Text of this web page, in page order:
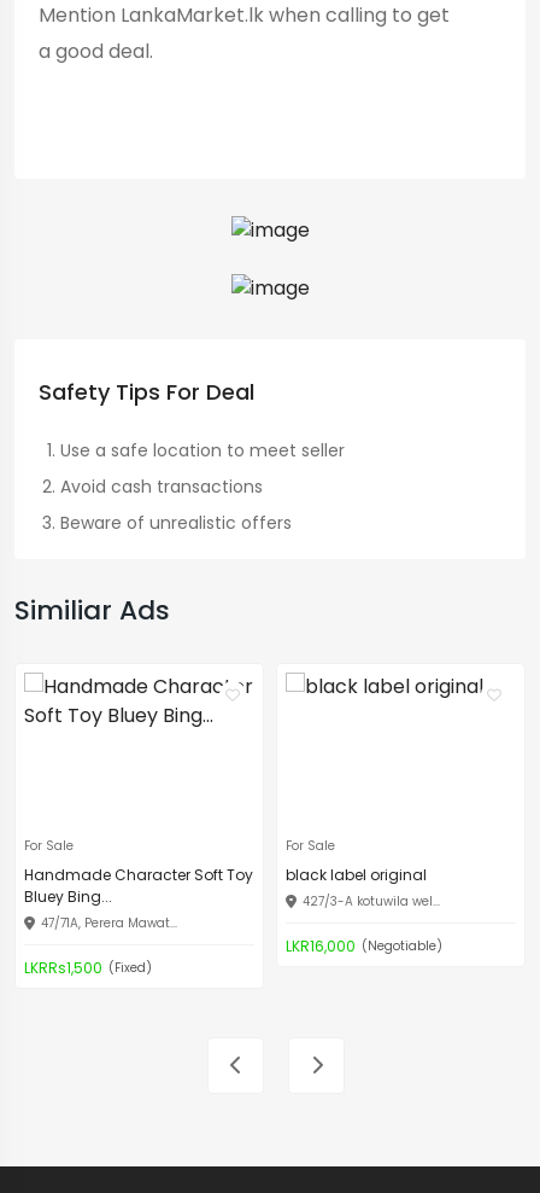
Mention LankaMarket.lk when calling to get
a good deal.
Safety Tips For Deal
Use a safe location to meet seller
Avoid cash transactions
Beware of unrealistic offers
Similiar Ads
For Sale
Handmade Character Soft Toy
Bluey Bing...
47/71A, Perera Mawat...
LKRRs1,500 (Fixed)
For Sale
black label original
427/3-A kotuwila wel...
LKR16,000 (Negotiable)